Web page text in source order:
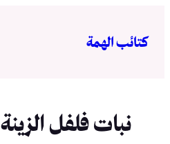
المحتوى
كتائب الهمة
نبات فلفل الزينة